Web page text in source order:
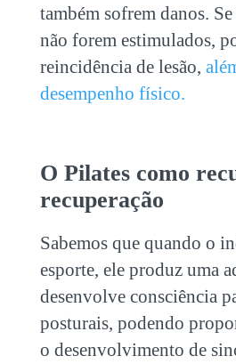
também sofrem danos.
não forem estimulados,
reincidência de lesão,
desempenho físico.
O Pilates como
recuperação
Sabemos que quando o
esporte, ele produz uma
desenvolve consciência
posturais, podendo
o desenvolvimento de